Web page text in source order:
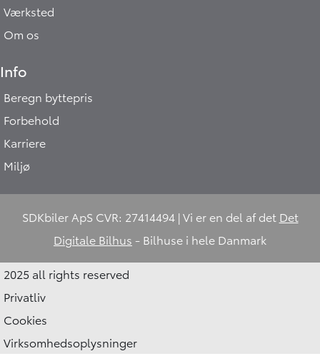
Værksted
Om os
Info
Beregn byttepris
Forbehold
Karriere
Miljø
SDKbiler ApS CVR: 27414494 | Vi er en del af det Det
Digitale Bilhus - Bilhuse i hele Danmark
2025 all rights reserved
Privatliv
Cookies
Virksomhedsoplysninger